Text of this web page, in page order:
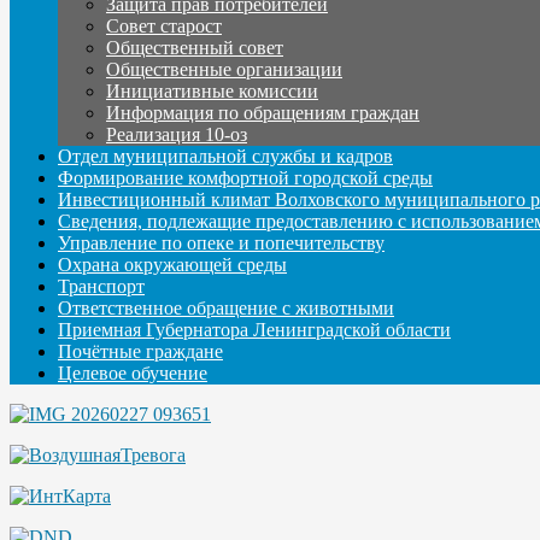
Совет старост
Общественный совет
Общественные организации
Инициативные комиссии
Информация по обращениям граждан
Реализация 10-оз
Отдел муниципальной службы и кадров
Формирование комфортной городской среды
Инвестиционный климат Волховского муниципального
Сведения, подлежащие предоставлению с
Управление по опеке и попечительству
Охрана окружающей среды
Транспорт
Ответственное обращение с животными
Приемная Губернатора Ленинградской области
Почётные граждане
Целевое обучение